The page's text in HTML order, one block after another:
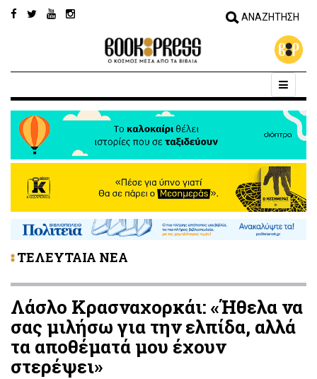
ΤΕΛΕΥΤΑΙΑ ΝΕΑ
Λάσλο Κρασναχορκάι: «Ήθελα να
σας μιλήσω για την ελπίδα, αλλά
τα αποθέματά μου έχουν
στερέψει»